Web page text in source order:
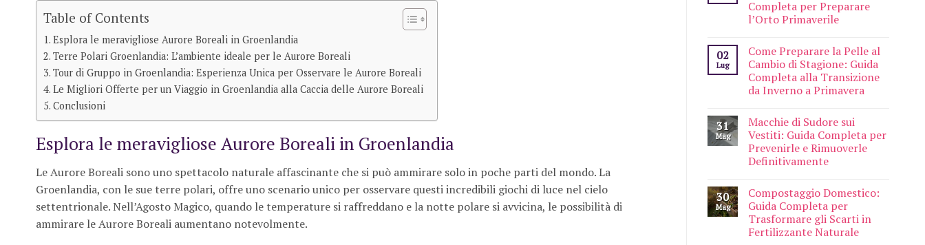
Table of Contents
Esplora le meravigliose Aurore Boreali in Groenlandia
Terre Polari Groenlandia: L’ambiente ideale per le Aurore Boreali
Tour di Gruppo in Groenlandia: Esperienza Unica per Osservare le Aurore Boreali
Le Migliori Offerte per un Viaggio in Groenlandia alla Caccia delle Aurore Boreali
Conclusioni
Esplora le meravigliose Aurore Boreali in Groenlandia
Le Aurore Boreali sono uno spettacolo naturale affascinante che si può ammirare solo in poche parti del mondo. La
Groenlandia, con le sue terre polari, offre uno scenario unico per osservare questi incredibili giochi di luce nel cielo
settentrionale. Nell’Agosto Magico, quando le temperature si raffreddano e la notte polare si avvicina, le possibilità di
ammirare le Aurore Boreali aumentano notevolmente.
Completa per Preparare
l’Orto Primaverile
02
Lug
Come Preparare la Pelle al
Cambio di Stagione: Guida
Completa alla Transizione
da Inverno a Primavera
31
Mag
Macchie di Sudore sui
Vestiti: Guida Completa per
Prevenirle e Rimuoverle
Definitivamente
30
Mag
Compostaggio Domestico:
Guida Completa per
Trasformare gli Scarti in
Fertilizzante Naturale